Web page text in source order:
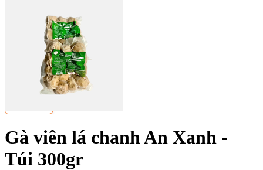
Gà viên lá chanh An Xanh -
Túi 300gr